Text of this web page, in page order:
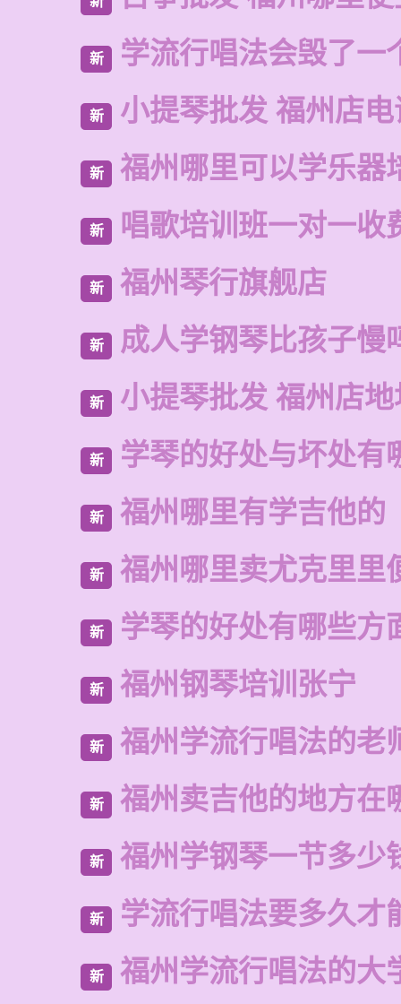
新 学流行唱法会毁了一
新 小提琴批发 福州店
新 福州哪里可以学乐器
新 唱歌培训班一对一收
新 福州琴行旗舰店
新 成人学钢琴比孩子慢
新 小提琴批发 福州店
新 学琴的好处与坏处有
新 福州哪里有学吉他的
新 福州哪里卖尤克里里
新 学琴的好处有哪些方
新 福州钢琴培训张宁
新 福州学流行唱法的老
新 福州卖吉他的地方在
新 福州学钢琴一节多少
新 学流行唱法要多久才
新 福州学流行唱法的大